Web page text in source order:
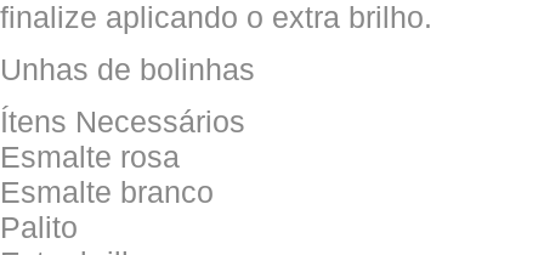
finalize aplicando o extra brilho.
Unhas de bolinhas
Ítens Necessários
Esmalte rosa
Esmalte branco
Palito